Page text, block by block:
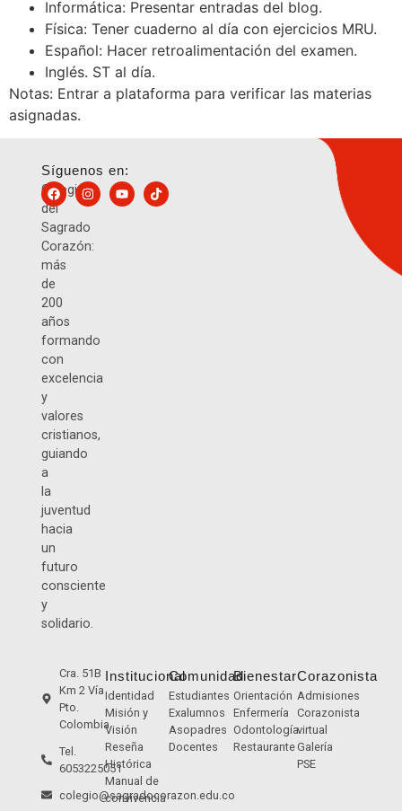
Informática: Presentar entradas del blog.
Física: Tener cuaderno al día con ejercicios MRU.
Español: Hacer retroalimentación del examen.
Inglés. ST al día.
Notas: Entrar a plataforma para verificar las materias
asignadas.
Colegio
del
Sagrado
Corazón:
más
de
200
años
formando
con
excelencia
y
valores
cristianos,
guiando
a
la
juventud
hacia
un
futuro
consciente
y
solidario.
Síguenos en:
Cra. 51B
Km 2 Vía
Pto.
Colombia
Tel.
6053225051
colegio@sagradocorazon.edu.co
Institucional
Identidad
Misión y
Visión
Reseña
Histórica
Manual de
convivencia
Comunidad
Estudiantes
Exalumnos
Asopadres
Docentes
Bienestar
Orientación
Enfermería
Odontología
Restaurante
Corazonista
Admisiones
Corazonista
virtual
Galería
PSE